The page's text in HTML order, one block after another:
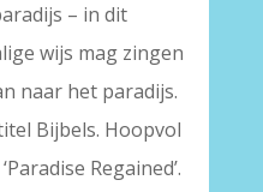
– in dit
wijs mag zingen
naar het paradijs.
Bijbels. Hoopvol
Regained’.